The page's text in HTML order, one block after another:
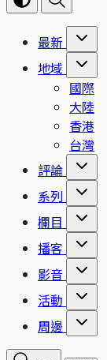
最新
地域
國際
大陸
香港
台灣
評論
系列
欄目
播客
影音
活動
周邊